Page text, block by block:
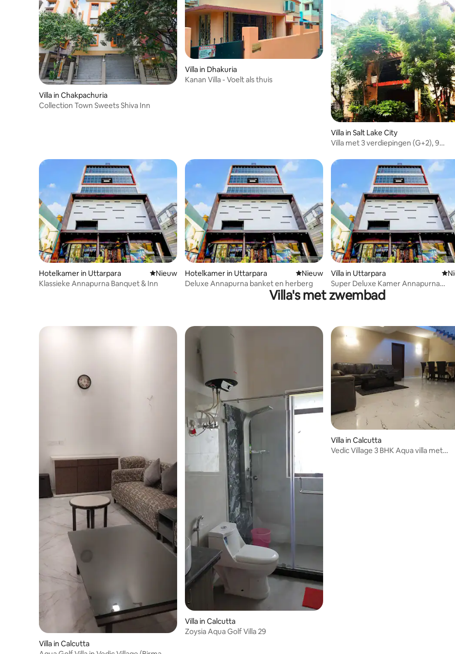
Villa in Chakpachuria
Collection Town Sweets Shiva Inn
Villa in Dhakuria
Kanan Villa - Voelt als thuis
Villa in Salt Lake City
Villa met 3 verdiepingen (G+2), 9
Hotelkamer in Uttarpara Nieuwe accommodatie
Nieuw
Klassieke Annapurna Banquet & Inn
Hotelkamer in Uttarpara Nieuwe accommodatie
Nieuw
Deluxe Annapurna banket en herberg
Villa in Uttarpara
Super Deluxe Kamer Annapurna
Banquet & Inn
Villa's met zwembad
Villa in Calcutta
Villa in Calcutta
Zoysia Aqua Golf Villa 29
Villa in Calcutta
Vedic Village 3 BHK Aqua villa met